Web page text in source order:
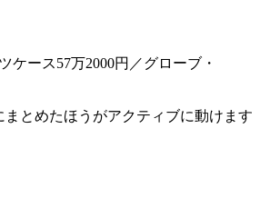
とめたほうがアクティブに動けます